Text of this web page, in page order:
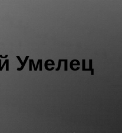
Умелец